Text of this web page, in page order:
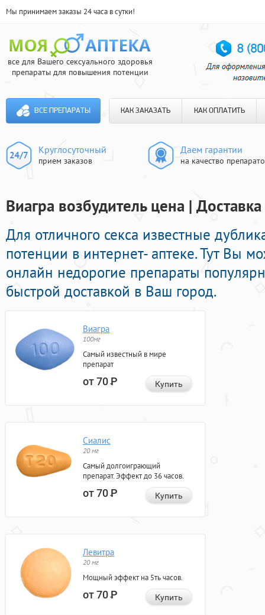
Мы принимаем заказы 24 часа в сутки!
все для Вашего сексуального здоровья
препараты для повышения потенции
ВСЕ ПРЕПАРАТЫ КАК ЗАКАЗАТЬ КАК ОПЛАТИТЬ
Круглосуточный
прием заказов
Даем гарантии
на качество
Виагра возбудитель цена |
Для отличного секса известные
потенции в интернет- аптеке. Тут Вы
онлайн недорогие препараты
быстрой доставкой в Ваш город.
Виагра
100мг
Самый известный в мире
препарат
от 70Р Купить
Сиалис
20 мг
Самый долгоиграющий
препарат. Эффект до 36 часов.
от 70Р Купить
Левитра
20 мг
Мощный эффект на 5ть часов.
от 70Р Купить